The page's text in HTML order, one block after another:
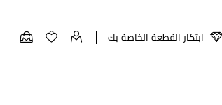
ابتكار القطعة الخاصة بك